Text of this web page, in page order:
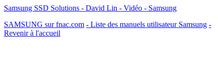
Samsung SSD Solutions - David Lin - Vidéo - Samsung
SAMSUNG sur fnac.com - Liste des manuels utilisateur Samsung -
Revenir à l'accueil